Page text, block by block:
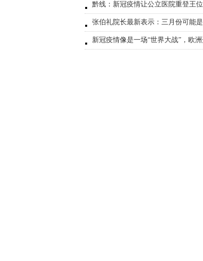
黔线：新冠疫情让公立医院重登王位
张伯礼院长最新表示：三月份可能
新冠疫情像是一场“世界大战”，欧